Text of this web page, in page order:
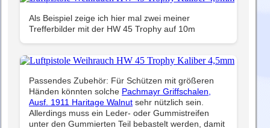
Als Beispiel zeige ich hier mal zwei meiner
Trefferbilder mit der HW 45 Trophy auf 10m
Passendes Zubehör: Für Schützen mit größeren
Händen könnten solche Pachmayr Griffschalen,
Ausf. 1911 Haritage Walnut sehr nützlich sein.
Allerdings muss ein Leder- oder Gummistreifen
unter den Gummierten Teil bebastelt werden, damit